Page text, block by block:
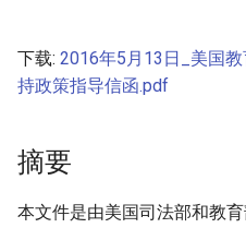
索
下载: 2016年5月13日_美国
持政策指导信函.pdf
摘要
本文件是由美国司法部和教